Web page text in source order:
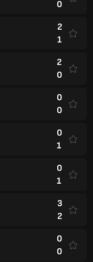
0
2
1
2
0
0
0
0
1
0
1
3
2
0
0